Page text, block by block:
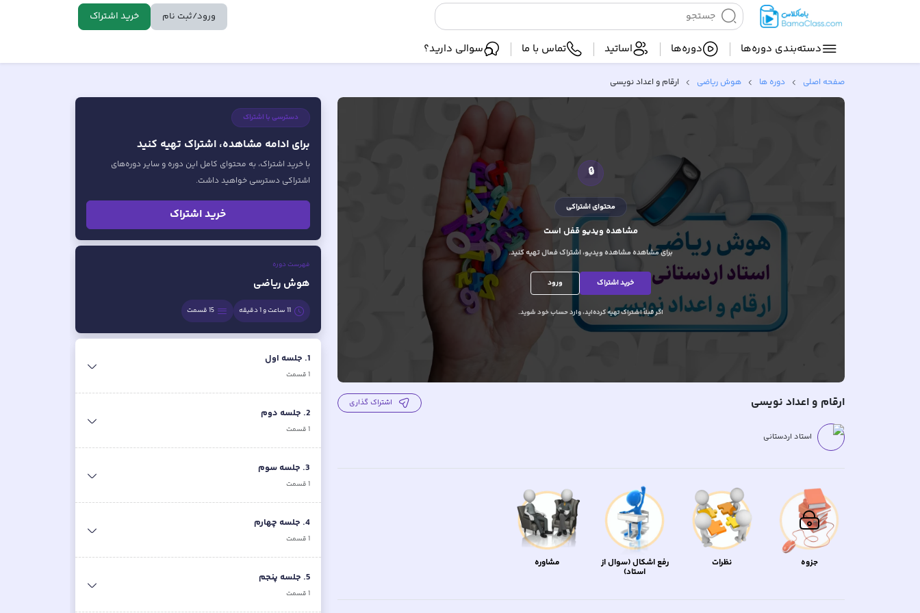
ورود/ثبت نام خرید اشتراک
دسته‌بندی‌ دوره‌ها دوره‌ها اساتید تماس با ما سوالی دارید؟
صفحه اصلی دوره ها هوش ریاضی ارقام و اعداد نویسی
🔒
محتوای اشتراکی
مشاهده ویدیوقفل است
برای مشاهده مشاهده ویدیو، اشتراک فعال تهیه کنید.
خرید اشتراک ورود
اگر قبلاًاشتراک تهیه کرده‌اید، وارد حساب خود شوید.
ارقام و اعداد نویسی اشتراک گذاری
استاد اردستانی
جزوه نظرات رفع اشکال (سوال از
استاد)
مشاوره
دسترسی با اشتراک
برای ادامه مشاهده، اشتراک تهیه کنید
با خرید اشتراک، به محتوای کامل این دوره و سایر دوره‌های
اشتراکی دسترسی خواهید داشت.
خرید اشتراک
فهرست دوره
هوش ریاضی
11 ساعت و 1 دقیقه 15قسمت
1
. جلسه اول
1قسمت
2
. جلسه دوم
1قسمت
3
. جلسه سوم
1قسمت
4
. جلسه چهارم
1قسمت
5
. جلسه پنجم
1قسمت